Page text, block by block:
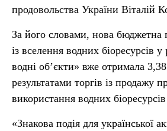
продовольства України Віталій
За його словами, нова бюджетна
із вселення водних біоресурсів у
водні об’єкти» вже отримала
результатами торгів із продажу
використання водних
«Знакова подія для української